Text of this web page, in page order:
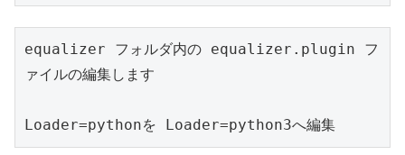
equalizer フォルダ内の equalizer.plugin フ
ァイルの編集します
Loader=pythonを Loader=python3へ編集